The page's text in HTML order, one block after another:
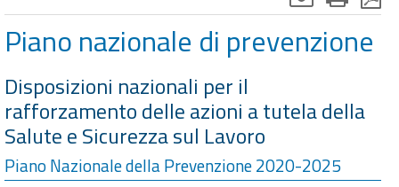
Piano nazionale di prevenzione
Disposizioni nazionali per il
rafforzamento delle azioni a tutela della
Salute e Sicurezza sul Lavoro
Piano Nazionale della Prevenzione 2020-2025